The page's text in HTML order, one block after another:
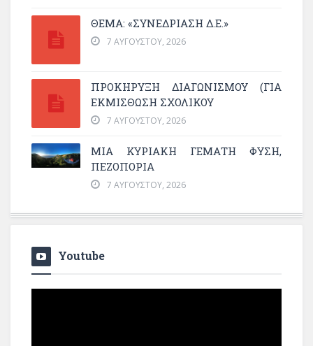
ΘΕΜΑ: «ΣΥΝΕΔΡΊΑΣΗ Δ.Ε.»
7 ΑΥΓΟΎΣΤΟΥ, 2026
ΠΡΟΚΗΡΥΞΗ ΔΙΑΓΩΝΙΣΜΟΥ (ΓΙΑ
ΕΚΜΊΣΘΩΣΗ ΣΧΟΛΙΚΟΎ
7 ΑΥΓΟΎΣΤΟΥ, 2026
ΜΙΑ ΚΥΡΙΑΚΉ ΓΕΜΆΤΗ ΦΎΣΗ,
ΠΕΖΟΠΟΡΊΑ
7 ΑΥΓΟΎΣΤΟΥ, 2026
Youtube